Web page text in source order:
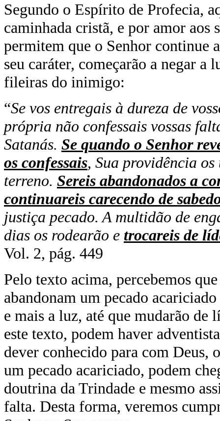
Segundo o Espírito de Profecia,
caminhada cristã, e por amor aos
permitem que o Senhor continue
seu caráter, começarão a negar a
fileiras do inimigo:
“Se vos entregais à dureza de
própria não confessais vossas
Satanás. Se quando o Senhor
os confessais, Sua providência
terreno. Sereis abandonados a
continuareis carecendo de
justiça pecado. A multidão de
dias os rodearão e trocareis de
Vol. 2, pág. 449
Pelo texto acima, percebemos
abandonam um pecado
e mais a luz, até que mudarão de
este texto, podem haver
dever conhecido para com Deus,
um pecado acariciado, podem
doutrina da Trindade e mesmo
falta. Desta forma, veremos